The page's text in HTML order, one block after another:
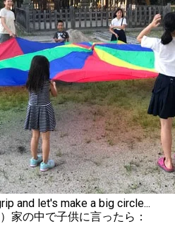
and let's make a big circle...
家の中で子供に言ったら：